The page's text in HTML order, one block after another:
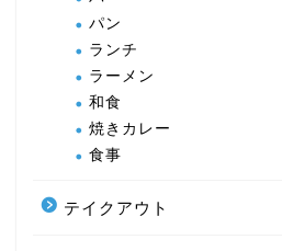
パン
ランチ
ラーメン
和食
焼きカレー
食事
テイクアウト